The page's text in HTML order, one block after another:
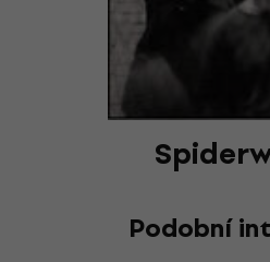
Podobní